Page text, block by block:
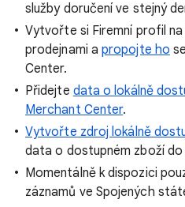
služby doručení ve stejný
Vytvořte si Firemní profil
prodejnami apropojte ho
Center.
Přidejte data o lokálně
Merchant Center.
Vytvořte zdroj lokálně
data o dostupném zboží
Momentálně k dispozici
záznamů ve Spojených